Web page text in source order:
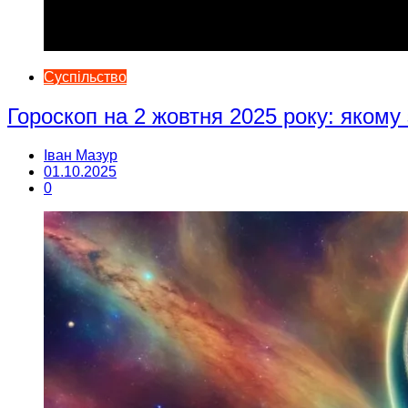
Суспільство
Гороскоп на 2 жовтня 2025 року:
Іван Мазур
01.10.2025
0